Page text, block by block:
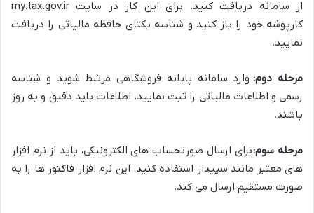
از سامانه دریافت کنید. برای این کار در سایت my.tax.gov.ir
کارپوشه خود را باز کنید و شناسه یکتای حافظه مالیاتی را دریافت
نمایید.
مرحله دوم: وارد سامانه پایانه فروشگاهی مرتبط شوید و شناسه
رسمی و اطلاعات مالیاتی را ثبت نمایید. اطلاعات باید دقیق و به روز
باشند.
مرحله سوم:برای ارسال صورتحساب های الکترونیکی، باید از نرم افزار
های معتبر مانند سپیدار استفاده کنید. این نرم افزار فاکتور ها را به
صورت مستقیم ارسال می کند.